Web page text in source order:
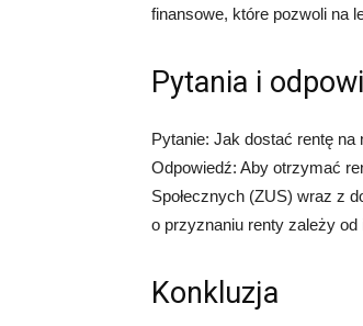
finansowe, które pozwoli na
Pytania i
Pytanie: Jak dostać rentę na
Odpowiedź: Aby otrzymać
Społecznych (ZUS) wraz z
o przyznaniu renty zależy
Konkluzja